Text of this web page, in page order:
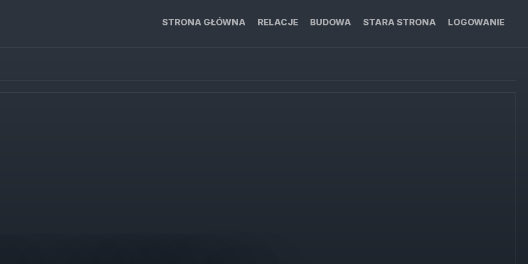
STRONA GŁÓWNA RELACJE BUDOWA STARA STRONA LOGOWANIE